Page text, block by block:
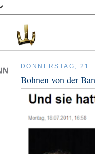
DONNERSTAG, 21.
Bohnen von der